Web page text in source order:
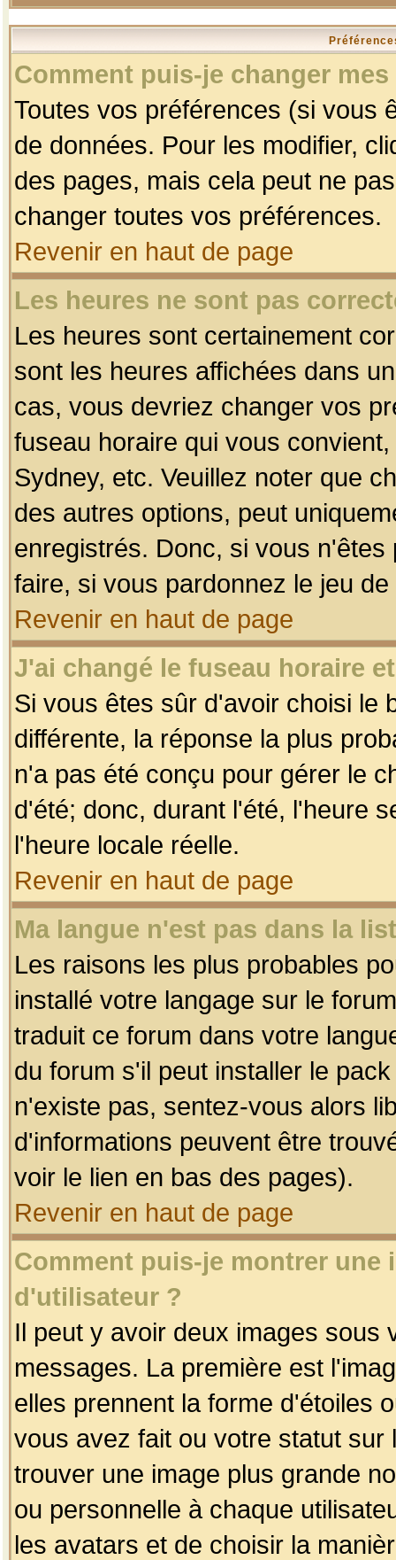
Comment puis-je changer
Toutes vos préférences (si vous
de données. Pour les modifier,
des pages, mais cela peut ne
changer toutes vos préférences.
Revenir en haut de page
Les heures ne sont pas
Les heures sont certainement
sont les heures affichées dans
cas, vous devriez changer vos
fuseau horaire qui vous
Sydney, etc. Veuillez noter que
des autres options, peut
enregistrés. Donc, si vous
faire, si vous pardonnez le jeu
Revenir en haut de page
J'ai changé le fuseau horaire
Si vous êtes sûr d'avoir choisi le
différente, la réponse la plus
n'a pas été conçu pour gérer le
d'été; donc, durant l'été, l'heure
l'heure locale réelle.
Revenir en haut de page
Ma langue n'est pas dans la
Les raisons les plus probables
installé votre langage sur le
traduit ce forum dans votre
du forum s'il peut installer le
n'existe pas, sentez-vous alors
d'informations peuvent être
voir le lien en bas des pages).
Revenir en haut de page
Comment puis-je montrer une
d'utilisateur ?
Il peut y avoir deux images sous
messages. La première est
elles prennent la forme d'étoiles
vous avez fait ou votre statut
trouver une image plus grande
ou personnelle à chaque
les avatars et de choisir la